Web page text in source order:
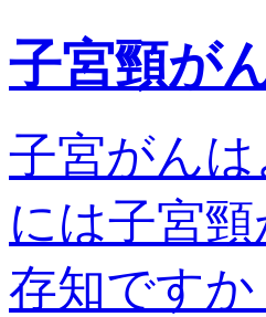
子宮頸が
子宮がん
には子宮
存知です